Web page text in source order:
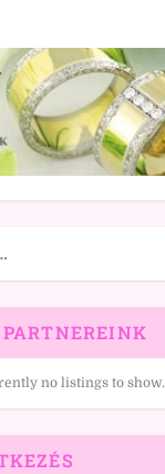
no listings to show.